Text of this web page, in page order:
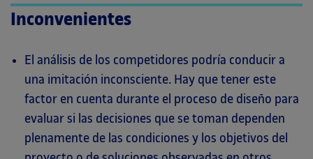
Inconvenientes
El análisis de los competidores podría conducir a
una imitación inconsciente. Hay que tener este
factor en cuenta durante el proceso de diseño para
evaluar si las decisiones que se toman dependen
plenamente de las condiciones y los objetivos del